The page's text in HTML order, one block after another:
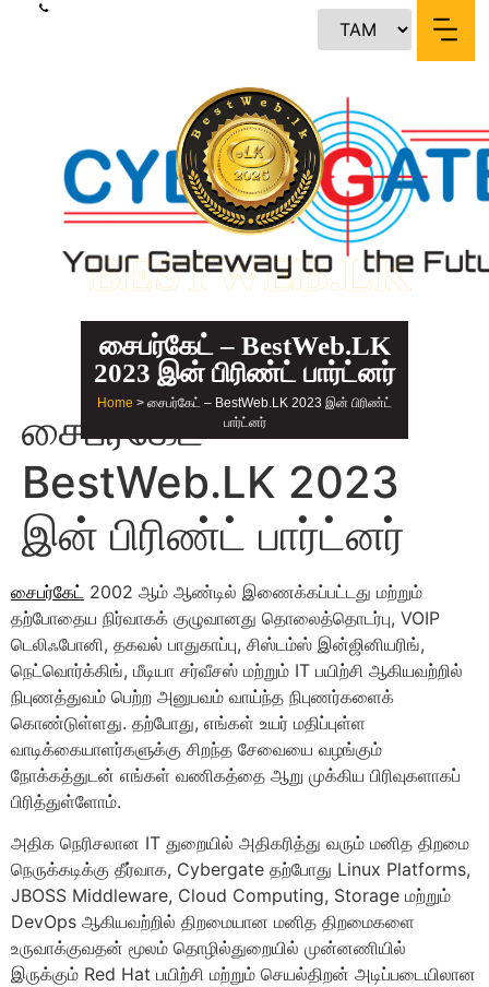
content
BESTWEB.LK
சைபர்கேட் – BestWeb.LK
2023 இன் பிரிண்ட் பார்ட்னர்
Home > சைபர்கேட் – BestWeb.LK 2023 இன் பிரிண்ட்
பார்ட்னர்
சைபர்கேட் –
BestWeb.LK 2023
இன் பிரிண்ட் பார்ட்னர்
சைபர்கேட் 2002 ஆம் ஆண்டில் இணைக்கப்பட்டது மற்றும்
தற்போதைய நிர்வாகக் குழுவானது தொலைத்தொடர்பு, VOIP
டெலிஃபோனி, தகவல் பாதுகாப்பு, சிஸ்டம்ஸ் இன்ஜினியரிங்,
நெட்வொர்க்கிங், மீடியா சர்வீசஸ் மற்றும் IT பயிற்சி ஆகியவற்றில்
நிபுணத்துவம் பெற்ற அனுபவம் வாய்ந்த நிபுணர்களைக்
கொண்டுள்ளது. தற்போது, ​​எங்கள் உயர் மதிப்புள்ள
வாடிக்கையாளர்களுக்கு சிறந்த சேவையை வழங்கும்
நோக்கத்துடன் எங்கள் வணிகத்தை ஆறு முக்கிய பிரிவுகளாகப்
பிரித்துள்ளோம்.
அதிக நெரிசலான IT துறையில் அதிகரித்து வரும் மனித திறமை
நெருக்கடிக்கு தீர்வாக, Cybergate தற்போது Linux Platforms,
JBOSS Middleware, Cloud Computing, Storage மற்றும்
DevOps ஆகியவற்றில் திறமையான மனித திறமைகளை
உருவாக்குவதன் மூலம் தொழில்துறையில் முன்னணியில்
இருக்கும் Red Hat பயிற்சி மற்றும் செயல்திறன் அடிப்படையிலான